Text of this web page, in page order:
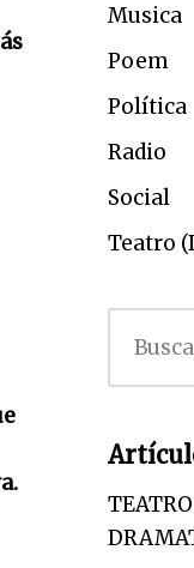
Musica
Poem
Política
Radio
Social
Teatro